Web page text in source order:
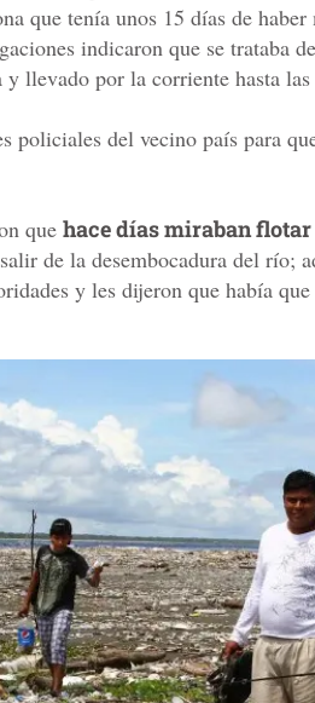
que tenía unos 15 días de
indicaron que se trataba
llevado por la corriente hasta las
policiales del vecino país para
que hace días miraban
de la desembocadura del río;
y les dijeron que había